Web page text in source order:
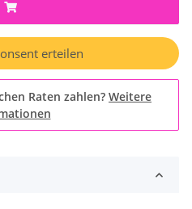
erteilen
Raten zahlen? Weitere